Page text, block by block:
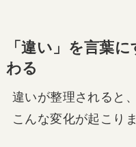
「違い」を言葉
わる
違いが整理されると、
こんな変化が起こりま